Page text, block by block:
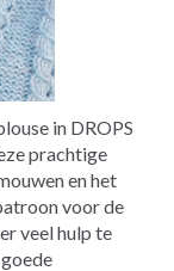
in DROPS
prachtige
en het
voor de
veel hulp te